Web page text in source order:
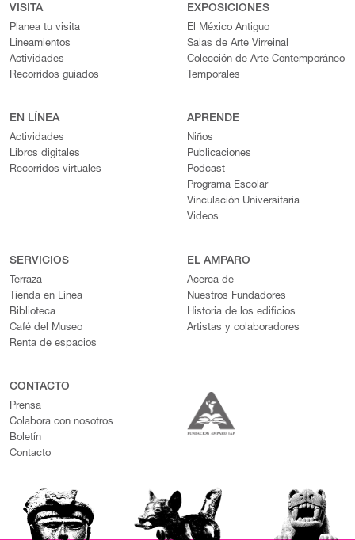
VISITA
Planea tu visita
Lineamientos
Actividades
Recorridos guiados
EXPOSICIONES
El México Antiguo
Salas de Arte Virreinal
Colección de Arte Contemporáneo
Temporales
EN LÍNEA
Actividades
Libros digitales
Recorridos virtuales
APRENDE
Niños
Publicaciones
Podcast
Programa Escolar
Vinculación Universitaria
Videos
SERVICIOS
Terraza
Tienda en Línea
Biblioteca
Café del Museo
Renta de espacios
EL AMPARO
Acerca de
Nuestros Fundadores
Historia de los edificios
Artistas y colaboradores
CONTACTO
Prensa
Colabora con nosotros
Boletín
Contacto